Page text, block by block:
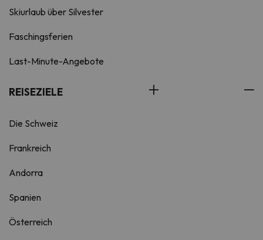
Skiurlaub über Silvester
Faschingsferien
Last-Minute-Angebote
REISEZIELE
Die Schweiz
Frankreich
Andorra
Spanien
Österreich